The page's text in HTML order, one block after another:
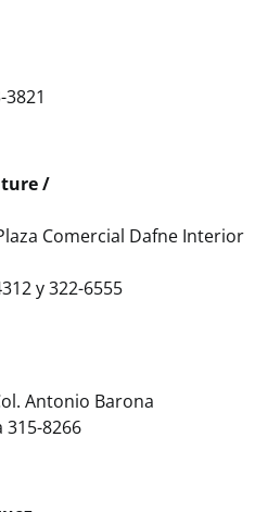
/
Comercial Dafne Interior
y 322-6555
Antonio Barona
315-8266